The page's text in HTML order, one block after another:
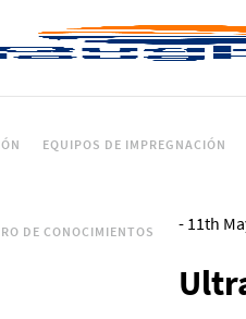
EQUIPOS DE IMPREGNACIÓN
DE CONOCIMIENTOS -11th